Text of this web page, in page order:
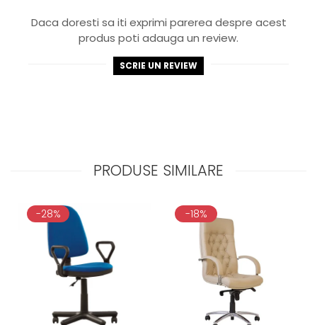
Daca doresti sa iti exprimi parerea despre acest
produs poti adauga un review.
SCRIE UN REVIEW
PRODUSE SIMILARE
-28% -18%